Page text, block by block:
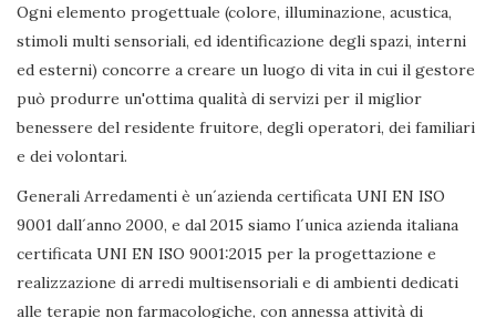
Ogni elemento progettuale (colore, illuminazione, acustica,
stimoli multi sensoriali, ed identificazione degli spazi, interni
ed esterni) concorre a creare un luogo di vita in cui il gestore
può produrre un'ottima qualità di servizi per il miglior
benessere del residente fruitore, degli operatori, dei familiari
e dei volontari.
Generali Arredamenti è un´azienda certificata UNI EN ISO
9001 dall´anno 2000, e dal 2015 siamo l´unica azienda italiana
certificata UNI EN ISO 9001:2015 per la progettazione e
realizzazione di arredi multisensoriali e di ambienti dedicati
alle terapie non farmacologiche, con annessa attività di